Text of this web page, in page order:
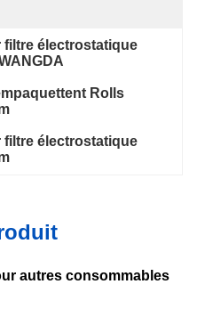
filtre électrostatique
Rolls
filtre électrostatique
autres consommables